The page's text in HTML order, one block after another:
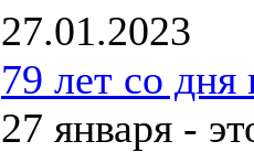
27.01.2023
79 лет со
27 января -